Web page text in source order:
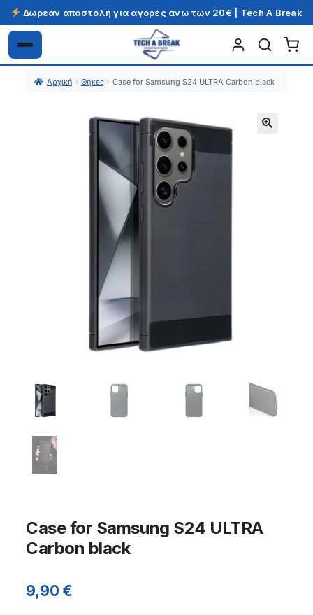
Δωρεάν αποστολή για αγορές άνω των 20€ | Tech A Break
Απευθείας
μετάβαση
Μετάβαση
σε
περιεχόμενο
Αρχική Θήκες Case for Samsung S24 ULTRA Carbon black
Case for Samsung S24 ULTRA
Carbon black
9,90€